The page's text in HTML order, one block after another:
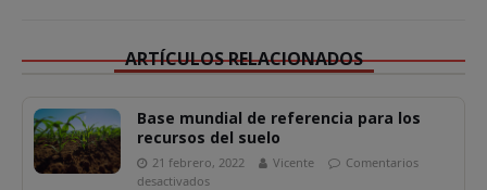
ARTÍCULOS RELACIONADOS
Base mundial de referencia para los
recursos del suelo
21 febrero, 2022 Vicente
Comentarios
desactivados